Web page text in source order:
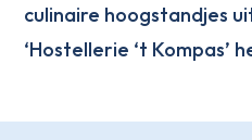
culinaire hoogstandjes
‘Hostellerie ‘t Kompas’